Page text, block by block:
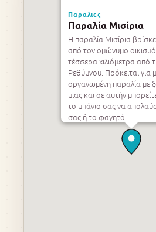
Παραλιες
Παραλία Μισίρια
Η παραλία Μισίρια
από τον ομώνυμο
τέσσερα χιλιόμετρα από
Ρεθύμνου. Πρόκειται για
οργανωμένη παραλία με
μιας και σε αυτήν
το μπάνιο σας να
σας ή το φαγητό